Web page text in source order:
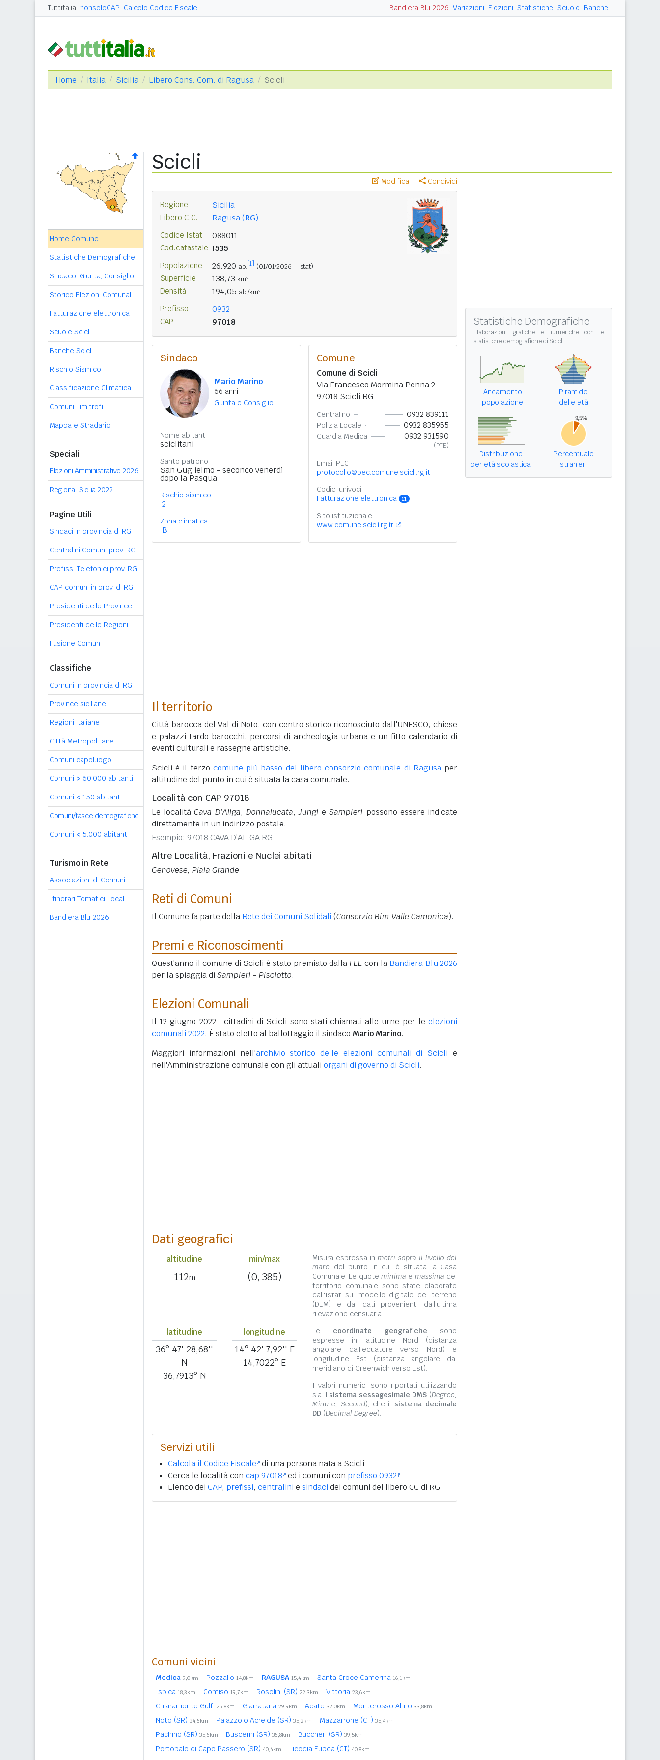
Tuttitalia nonsoloCAP Calcolo Codice Fiscale Bandiera Blu 2026 Variazioni Elezioni Statistiche Scuole Banche
Home Italia Sicilia Libero Cons. Com. di Ragusa Scicli
Home Comune
Statistiche Demografiche
Sindaco, Giunta, Consiglio
Storico Elezioni Comunali
Fatturazione elettronica
Scuole Scicli
Banche Scicli
Rischio Sismico
Classificazione Climatica
Comuni Limitrofi
Mappa e Stradario
Speciali
Elezioni Amministrative 2026
Regionali Sicilia 2022
Pagine Utili
Sindaci in provincia di RG
Centralini Comuni prov. RG
Prefissi Telefonici prov. RG
CAP comuni in prov. di RG
Presidenti delle Province
Presidenti delle Regioni
Fusione Comuni
Classifiche
Comuni in provincia di RG
Province siciliane
Regioni italiane
Città Metropolitane
Comuni capoluogo
Comuni > 60.000 abitanti
Comuni < 150 abitanti
Comuni/fasce demografiche
Comuni < 5.000 abitanti
Turismo in Rete
Associazioni di Comuni
Itinerari Tematici Locali
Bandiera Blu 2026
Scicli
Modifica Condividi
Regione Sicilia
Libero C.C. Ragusa (RG)
Codice Istat 088011
Cod.catastale I535
Popolazione 26.920 ab. [1] (01/01/2026 - Istat)
Superficie 138,73 km²
Densità 194,05 ab./km²
Prefisso 0932
CAP 97018
Sindaco
Mario Marino
66 anni
Giunta e Consiglio
Nome abitanti
sciclitani
Santo patrono
San Guglielmo - secondo venerdì
dopo la Pasqua
Rischio sismico
2
Zona climatica
B
Comune
Comune di Scicli
Via Francesco Mormina Penna 2
97018 Scicli RG
Centralino 0932 839111
Polizia Locale 0932 835955
Guardia Medica 0932 931590
(PTE)
Email PEC
protocollo@pec.comune.scicli.rg.it
Codici univoci
Fatturazione elettronica
11
Sito istituzionale
www.comune.scicli.rg.it
Il territorio
Città barocca del Val di Noto, con centro storico riconosciuto dall'UNESCO, chiese
e palazzi tardo barocchi, percorsi di archeologia urbana e un fitto calendario di
eventi culturali e rassegne artistiche.
Scicli è il terzo comune più basso del libero consorzio comunale di Ragusaper
altitudine del punto in cui è situata la casa comunale.
Località con CAP 97018
Le localitàCava D'Aliga, Donnalucata,Jungi eSampieri possono essere indicate
direttamente in un indirizzo postale.
Esempio: 97018 CAVA D'ALIGA RG
Altre Località, Frazioni e Nuclei abitati
Genovese, Plaia Grande
Reti di Comuni
Il Comune fa parte della Rete dei Comuni Solidali (Consorzio Bim Valle Camonica).
Premi e Riconoscimenti
Quest'anno il comune di Scicli è stato premiato dalla FEEcon la Bandiera Blu 2026
per la spiaggia di Sampieri - Pisciotto.
Elezioni Comunali
Il 12 giugno 2022 i cittadini di Scicli sono stati chiamati alle urne per le elezioni
comunali 2022. È stato eletto al ballottaggio il sindaco Mario Marino.
Maggiori informazioni nell'archivio storico delle elezioni comunali di Scicli e
nell'Amministrazione comunale con gli attuali organi di governo di Scicli.
Dati geografici
altitudine
112m
min/max
(0, 385)
Misura espressa inmetri sopra il livello del
mare del punto in cui è situata la Casa
Comunale. Le quote minima e massima del
territorio comunale sono state elaborate
dall'Istat sul modello digitale del terreno
(DEM) e dai dati provenienti dall'ultima
rilevazione censuaria.
latitudine
36° 47' 28,68''
N
36,7913° N
longitudine
14° 42' 7,92'' E
14,7022° E
Le coordinate geografiche sono
espresse in latitudine Nord (distanza
angolare dall'equatore verso Nord) e
longitudine Est (distanza angolare dal
meridiano di Greenwich verso Est).
I valori numerici sono riportati utilizzando
sia il sistema sessagesimale DMS (Degree,
Minute, Second), che il sistema decimale
DD (Decimal Degree).
Servizi utili
Calcola il Codice Fiscale di una persona nata a Scicli
Cerca le località con cap 97018 ed i comuni con prefisso 0932
Elenco dei CAP, prefissi, centralini e sindaci dei comuni del libero CC di RG
Comuni vicini
Modica 9,0km Pozzallo 14,8km RAGUSA 15,4km Santa Croce Camerina 16,1km
Ispica 18,3km Comiso 19,7km Rosolini (SR) 22,3km Vittoria 23,6km
Chiaramonte Gulfi 26,8km Giarratana 29,9km Acate 32,0km Monterosso Almo 33,8km
Noto (SR) 34,6km Palazzolo Acreide (SR) 35,2km Mazzarrone (CT) 35,4km
Pachino (SR) 35,6km Buscemi (SR) 36,8km Buccheri (SR) 39,5km
Portopalo di Capo Passero (SR) 40,4km Licodia Eubea (CT) 40,8km
Statistiche Demografiche
Elaborazioni grafiche e numeriche con le
statistiche demografiche di Scicli
Andamento
popolazione
Piramide
delle età
Distribuzione
per età scolastica
Percentuale
stranieri